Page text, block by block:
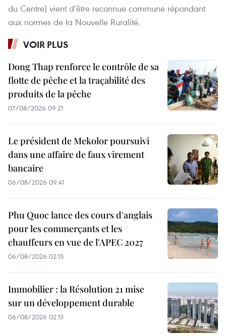
du Centre) vient d’être reconnue commune répondant
aux normes de la Nouvelle Ruralité.
VOIR PLUS
Dong Thap renforce le contrôle de sa
flotte de pêche et la traçabilité des
produits de la pêche
07/08/2026 09:21
Le président de Mekolor poursuivi
dans une affaire de faux virement
bancaire
06/08/2026 09:41
Phu Quoc lance des cours d'anglais
pour les commerçants et les
chauffeurs en vue de l'APEC 2027
06/08/2026 02:15
Immobilier : la Résolution 21 mise
sur un développement durable
06/08/2026 02:13